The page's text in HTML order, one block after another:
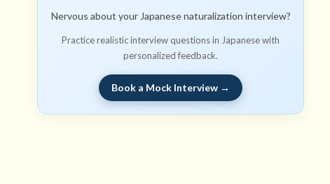
Nervous about your Japanese naturalization interview?
Practice realistic interview questions in Japanese with
personalized feedback.
Book a Mock Interview →